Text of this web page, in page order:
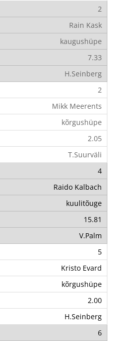
2
Rain Kask
kaugushüpe
7.33
H.Seinberg
2
Mikk Meerents
kõrgushüpe
2.05
T.Suurväli
4
Raido Kalbach
kuulitõuge
15.81
V.Palm
5
Kristo Evard
kõrgushüpe
2.00
H.Seinberg
6